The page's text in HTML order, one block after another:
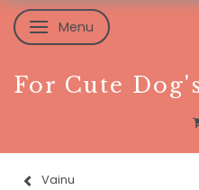
Skifte navigation
Menu
For Cute
Vainu